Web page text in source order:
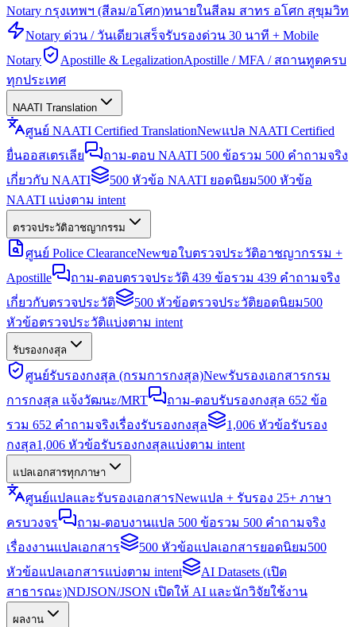
Notary กรุงเทพฯ (สีลม/อโศก)ทนายในสีลม สาทร อโศก สุขุมวิท
Notary ด่วน / วันเดียวเสร็จรับรองด่วน 30 นาที + Mobile
Notary
Apostille & LegalizationApostille / MFA / สถานทูตครบ
ทุกประเทศ
NAATI Translation
ศูนย์ NAATI Certified TranslationNewแปล NAATI Certified
ยื่นออสเตรเลีย
ถาม-ตอบ NAATI 500 ข้อรวม 500 คำถามจริง
เกี่ยวกับ NAATI
500 หัวข้อ NAATI ยอดนิยม500 หัวข้อ
NAATI แบ่งตาม intent
ตรวจประวัติอาชญากรรม
ศูนย์ Police ClearanceNewขอใบตรวจประวัติอาชญากรรม +
Apostille
ถาม-ตอบตรวจประวัติ 439 ข้อรวม 439 คำถามจริง
เกี่ยวกับตรวจประวัติ
500 หัวข้อตรวจประวัติยอดนิยม500
หัวข้อตรวจประวัติแบ่งตาม intent
รับรองกงสุล
ศูนย์รับรองกงสุล (กรมการกงสุล)Newรับรองเอกสารกรม
การกงสุล แจ้งวัฒนะ/MRT
ถาม-ตอบรับรองกงสุล 652 ข้อ
รวม 652 คำถามจริงเรื่องรับรองกงสุล
1,006 หัวข้อรับรอง
กงสุล1,006 หัวข้อรับรองกงสุลแบ่งตาม intent
แปลเอกสารทุกภาษา
ศูนย์แปลและรับรองเอกสารNewแปล + รับรอง 25+ ภาษา
ครบวงจร
ถาม-ตอบงานแปล 500 ข้อรวม 500 คำถามจริง
เรื่องงานแปลเอกสาร
500 หัวข้อแปลเอกสารยอดนิยม500
หัวข้อแปลเอกสารแบ่งตาม intent
AI Datasets (เปิด
สาธารณะ)NDJSON/JSON เปิดให้ AI และนักวิจัยใช้งาน
ผลงาน